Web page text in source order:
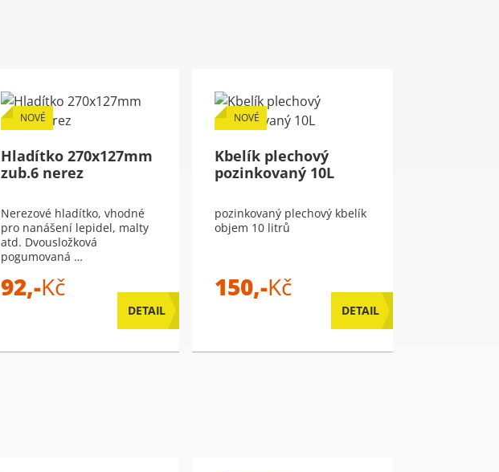
NOVÉ
Hladítko 270x127mm
zub.6 nerez
Nerezové hladítko, vhodné
pro nanášení lepidel, malty
atd. Dvousložková
pogumovaná …
92,-Kč
DETAIL
NOVÉ
Kbelík plechový
pozinkovaný 10L
pozinkovaný plechový kbelík
objem 10 litrů
150,-Kč
DETAIL